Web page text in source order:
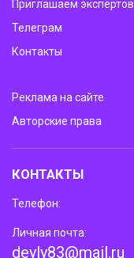
Приглашаем экспертов
Телеграм
Контакты
Реклама на сайте
Авторские права
КОНТАКТЫ
Телефон:
Личная почта:
deyly83@mail.ru